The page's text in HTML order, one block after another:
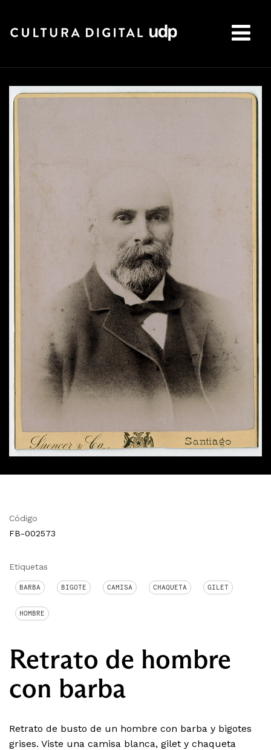
Código
FB-002573
Etiquetas
BARBA BIGOTE CAMISA CHAQUETA GILET
HOMBRE
Retrato de hombre
con barba
Retrato de busto de un hombre con barba y bigotes
grises. Viste una camisa blanca, gilet y chaqueta